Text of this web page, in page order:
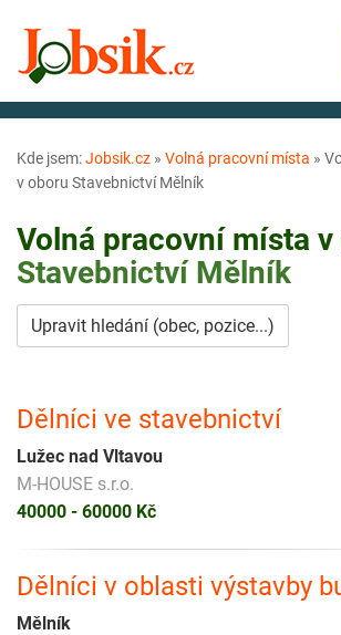
Kde jsem:Jobsik.cz » Volná pracovní místa »
v oboru Stavebnictví Mělník
Volná pracovní místa
Stavebnictví Mělník
Upravit hledání (obec, pozice...)
Dělníci ve stavebnictví
Lužec nad Vltavou
M-HOUSE s.r.o.
40000 - 60000 Kč
Dělníci v oblasti výstavby
Mělník